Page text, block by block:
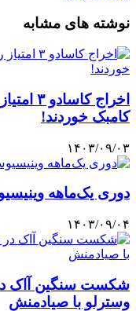
نوشته های مشابه
کامبک خوردند!
۱۴۰۳/۰۹/۰۳
دوری یک‌ماهه
۱۴۰۳/۰۹/۰۴
شکست سنگین آاک
وسترلو با صیادمنش